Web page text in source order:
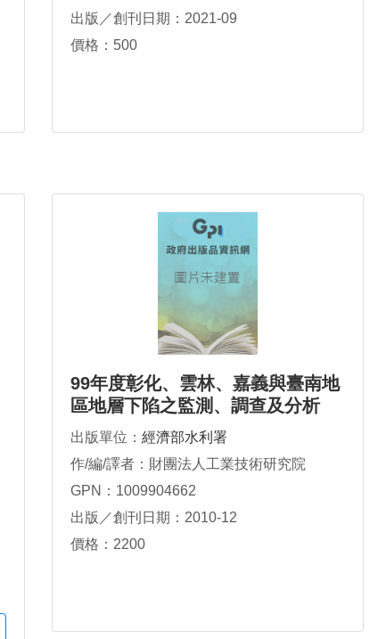
出版／創刊日期：2021-09
價格：500
99年度彰化、雲林、嘉義與臺南地
區地層下陷之監測、調查及分析
出版單位： 經濟部水利署
作/編/譯者：財團法人工業技術研究院
GPN：1009904662
出版／創刊日期：2010-12
價格：2200